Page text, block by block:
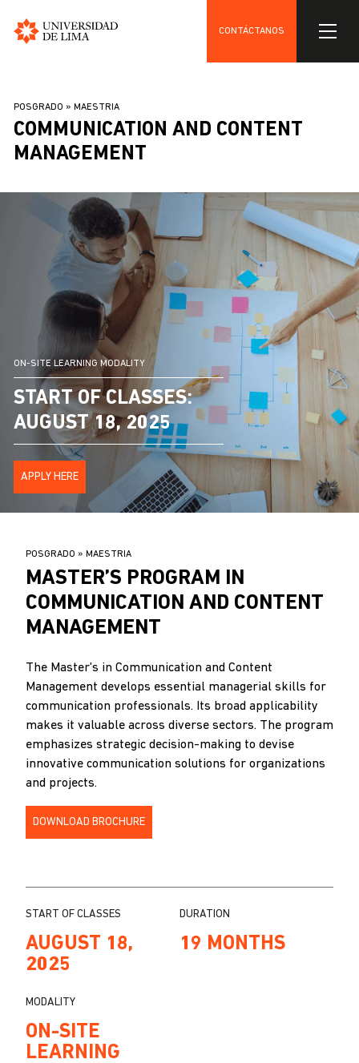
main
content
CONTÁCTANOS
BREADCRUMB
POSGRADO MAESTRIA
COMMUNICATION AND CONTENT
MANAGEMENT
ON-SITE LEARNING MODALITY
START OF CLASSES:
AUGUST 18, 2025
APPLY HERE
.BREADCRUMB
POSGRADO MAESTRIA
MASTER’S PROGRAM IN
COMMUNICATION AND CONTENT
MANAGEMENT
The Master's in Communication and Content
Management develops essential managerial skills for
communication professionals. Its broad applicability
makes it valuable across diverse sectors. The program
emphasizes strategic decision-making to devise
innovative communication solutions for organizations
and projects.
DOWNLOAD BROCHURE
START OF CLASSES
AUGUST 18,
2025
DURATION
19 MONTHS
MODALITY
ON-SITE
LEARNING